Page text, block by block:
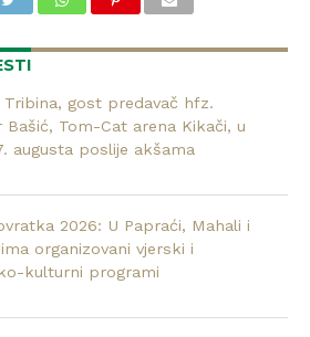
Tribina, gost predavač hfz.
Bašić, Tom-Cat arena Kikači, u
augusta poslije akšama
2026: U Papraći, Mahali i
organizovani vjerski i
kulturni programi